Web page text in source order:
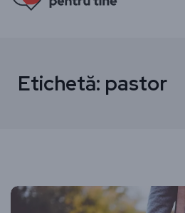
Etichetă: pastor